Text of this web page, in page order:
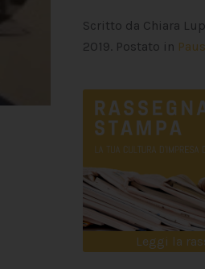
Scritto da Chiara
2019. Postato in
Leggi la